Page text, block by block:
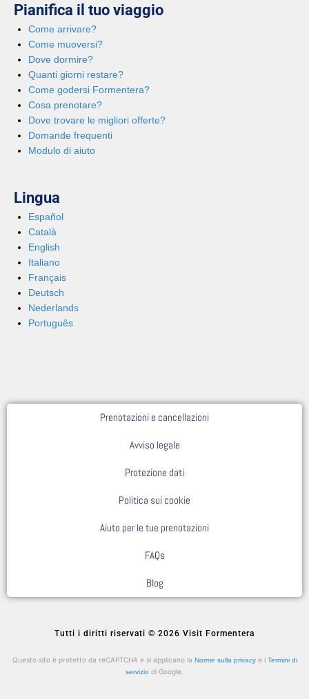
Pianifica il tuo viaggio
Come arrivare?
Come muoversi?
Dove dormire?
Quanti giorni restare?
Come godersi Formentera?
Cosa prenotare?
Dove trovare le migliori offerte?
Domande frequenti
Modulo di aiuto
Lingua
Español
Català
English
Italiano
Français
Deutsch
Nederlands
Português
Prenotazioni e cancellazioni
Avviso legale
Protezione dati
Politica sui cookie
Aiuto per le tue prenotazioni
FAQs
Blog
Tutti i diritti riservati © 2026 Visit Formentera
Questo sito è protetto da reCAPTCHA e si applicano la Norme sulla privacye i Termini di
servizio di Google.